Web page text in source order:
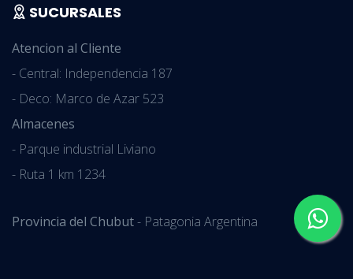
SUCURSALES
Atencion al Cliente
- Central: Independencia 187
- Deco: Marco de Azar 523
Almacenes
- Parque industrial Liviano
- Ruta 1 km 1234
Provincia del Chubut- Patagonia Argentina